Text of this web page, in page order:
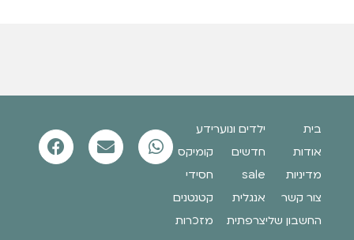
בית
אודות
מדיניות
צור קשר
החשבון שלי
ילדים ונוער
חדשים
sale
אנגלית
צרפתית
ידע
קומיקס
חסידי
קטנטנים
מזכרות